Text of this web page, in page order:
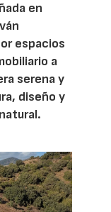
en
espacios
a
serena y
diseño y